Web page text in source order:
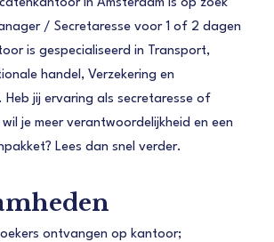
in Amsterdam is op zoek
/ Secretaresse voor 1 of 2 dagen
is gespecialiseerd in Transport,
handel, Verzekering en
Heb jij ervaring als secretaresse of
je meer verantwoordelijkheid en een
Lees dan snel verder.
ontvangen op kantoor;